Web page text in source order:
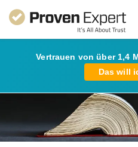
Vertrauen von über 1,4
Das will